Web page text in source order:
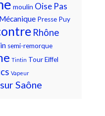
moulin Oise Pas
Presse Puy
Rhône
semi-remorque
Tintin Tour Eiffel
Vapeur
Saône